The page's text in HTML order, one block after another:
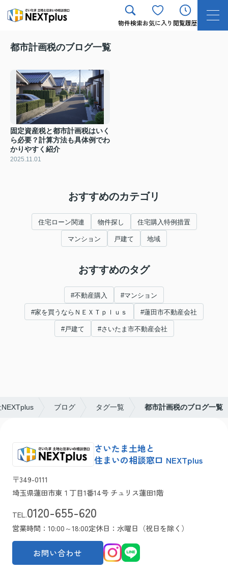
物件検索お気に入り 閲覧履歴
都市計画税のブログ一覧
固定資産税と都市計画税はいく
ら必要？計算方法も具体例でわ
かりやすく紹介
2025.11.01
おすすめのカテゴリ
住宅ローン関連 物件探し 住宅購入特例措置
マンション 戸建て 地域
おすすめのタグ
#不動産購入 #マンション
#家を買うならＮＥＸＴｐｌｕｓ #蓮田市不動産会社
#戸建て #さいたま市不動産会社
ブログ タグ一覧 都市計画税のブログ一覧
さいたま土地と
住まいの相談窓口 NEXTplus
〒349-0111
埼玉県蓮田市東１丁目1番14号 チュリス蓮田1階
TEL.0120-655-620
営業時間：10:00～18:00定休日：水曜日（祝日を除く）
お問い合わせ